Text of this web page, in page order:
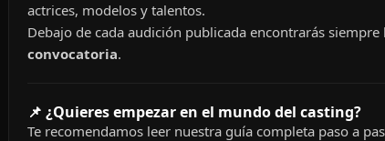
actrices, modelos y talentos.
Debajo de cada audición publicada encontrarás
convocatoria.
📌 ¿Quieres empezar en el mundo del casting?
Te recomendamos leer nuestra guía completa paso a